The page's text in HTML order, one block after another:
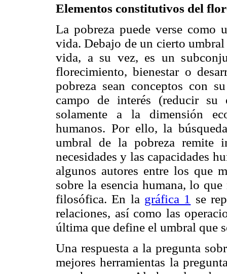
Elementos constitutivos del
La pobreza puede verse como
vida. Debajo de un cierto
vida, a su vez, es un
florecimiento, bienestar o
pobreza sean conceptos con
campo de interés (reducir
solamente a la dimensión
humanos. Por ello, la
umbral de la pobreza remite
necesidades y las capacidades
algunos autores entre los que
sobre la esencia humana, lo
filosófica. En la gráfica 1 se
relaciones, así como las
última que define el umbral que
Una respuesta a la pregunta
mejores herramientas la